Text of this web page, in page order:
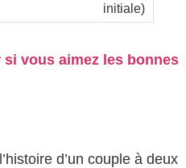
initiale)
si vous aimez les bonnes
d’un couple à deux